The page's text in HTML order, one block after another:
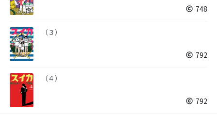
748
（３）
792
（４）
792